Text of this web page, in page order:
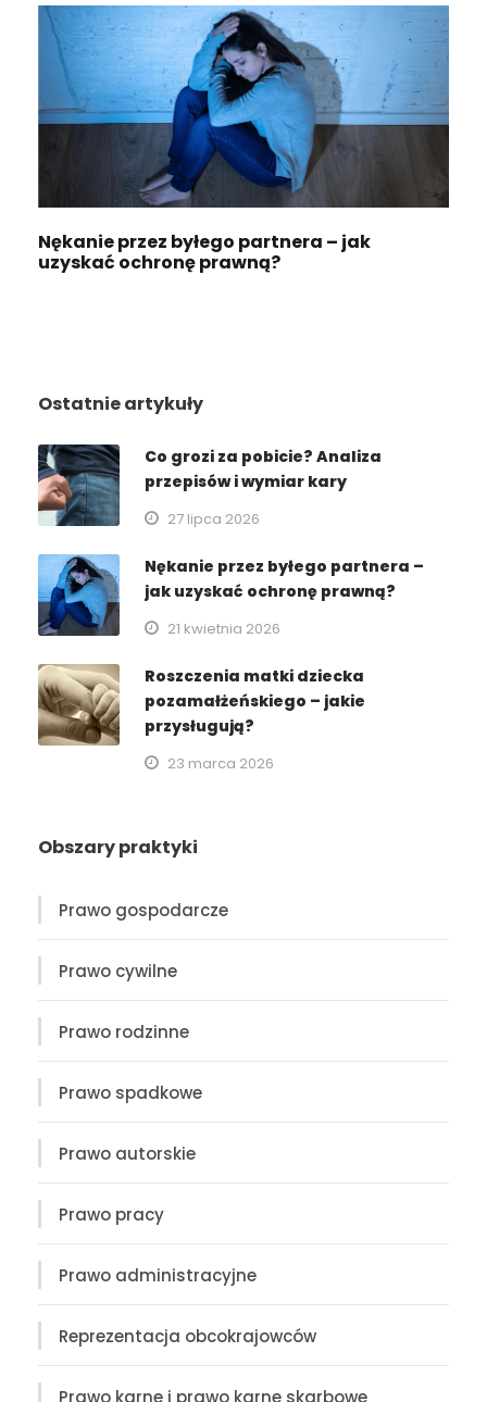
Nękanie przez byłego partnera – jak
uzyskać ochronę prawną?
Ostatnie artykuły
Co grozi za pobicie? Analiza
przepisów i wymiar kary
27 lipca 2026
Nękanie przez byłego partnera –
jak uzyskać ochronę prawną?
21 kwietnia 2026
Roszczenia matki dziecka
pozamałżeńskiego – jakie
przysługują?
23 marca 2026
Obszary praktyki
Prawo gospodarcze
Prawo cywilne
Prawo rodzinne
Prawo spadkowe
Prawo autorskie
Prawo pracy
Prawo administracyjne
Reprezentacja obcokrajowców
Prawo karne i prawo karne skarbowe